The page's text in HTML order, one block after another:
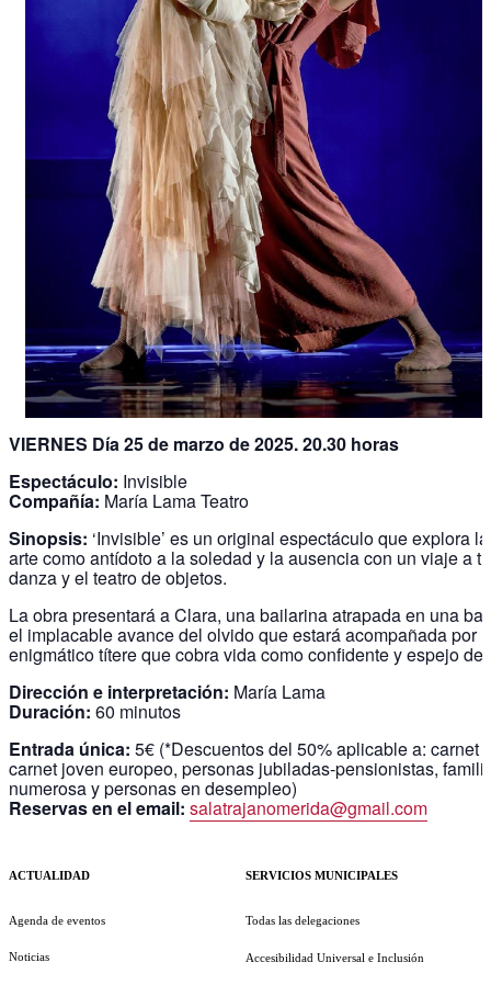
VIERNES Día 25 de marzo de 2025. 20.30 horas
Espectáculo: Invisible
Compañía: María Lama Teatro
Sinopsis: ‘Invisible’ es un original espectáculo que explora
arte como antídoto a la soledad y la ausencia con un viaje a
danza y el teatro de objetos.
La obra presentará a Clara, una bailarina atrapada en una
el implacable avance del olvido que estará acompañada por
enigmático títere que cobra vida como confidente y espejo
Dirección e interpretación: María Lama
Duración: 60 minutos
Entrada única: 5€ (*Descuentos del 50% aplicable a: carnet
carnet joven europeo, personas jubiladas-pensionistas,
numerosa y personas en desempleo)
Reservas en el email: salatrajanomerida@gmail.com
ACTUALIDAD
Agenda de eventos
Noticias
SERVICIOS MUNICIPALES
Todas las delegaciones
Accesibilidad Universal e Inclusión